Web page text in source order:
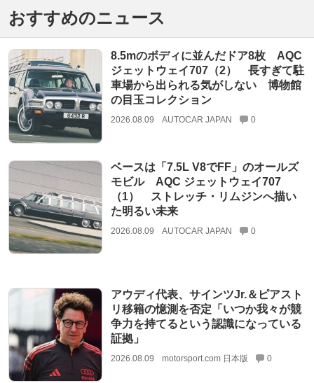
おすすめのニュース
8.5mのボディに並んだドア8枚 AQC
ジェットウェイ707（2） 長すぎて駐
車場から出られる気がしない 博物館
の目玉コレクション
2026.08.09 AUTOCAR JAPAN 0
ベースは「7.5L V8でFF」のオールズ
モビル AQC ジェットウェイ707
（1） ストレッチ・リムジンへ描い
た明るい未来
2026.08.09 AUTOCAR JAPAN 0
アウディ代表、サインツJr.＆ピアスト
リ移籍の憶測を否定「いつか我々が競
争力を持てるという認識になっている
証拠」
2026.08.09 motorsport.com 日本版 0